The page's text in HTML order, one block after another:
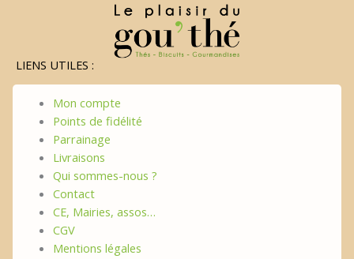
LIENS UTILES :
Mon compte
Points de fidélité
Parrainage
Livraisons
Qui sommes-nous ?
Contact
CE, Mairies, assos…
CGV
Mentions légales